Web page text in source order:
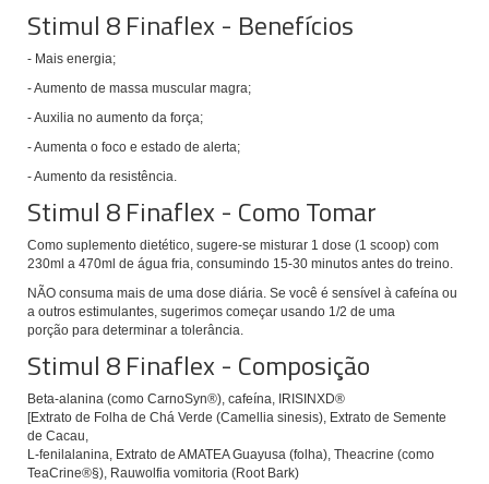
Stimul 8 Finaflex - Benefícios
- Mais energia;
- Aumento de massa muscular magra;
- Auxilia no aumento da força;
- Aumenta o foco e estado de alerta;
- Aumento da resistência.
Stimul 8 Finaflex - Como Tomar
Como suplemento dietético, sugere-se misturar 1 dose (1 scoop) com
230ml a 470ml de água fria, consumindo 15-30 minutos antes do treino.
NÃO consuma mais de uma dose diária. Se você é sensível à cafeína ou
a outros estimulantes, sugerimos começar usando 1/2 de uma
porção para determinar a tolerância.
Stimul 8 Finaflex - Composição
Beta-alanina (como CarnoSyn®), cafeína, IRISINXD®
[Extrato de Folha de Chá Verde (Camellia sinesis), Extrato de Semente
de Cacau,
L-fenilalanina, Extrato de AMATEA Guayusa (folha), Theacrine (como
TeaCrine®§), Rauwolfia vomitoria (Root Bark)